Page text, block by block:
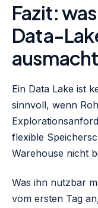
Fazit:
Data-
ausmacht
Ein Data Lake ist
sinnvoll, wenn
flexible
Warehouse nicht
Was ihn nutzbar
vom ersten Tag